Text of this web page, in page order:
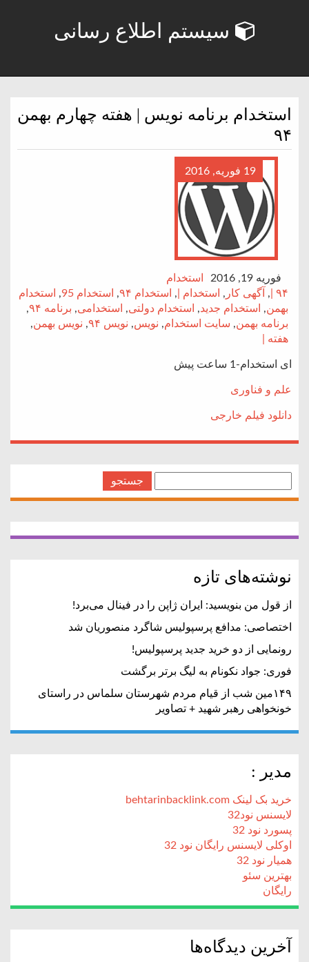
سیستم اطلاع رسانی
استخدام برنامه نویس | هفته چهارم بهمن
۹۴
19 فوریه, 2016
فوریه 19, 2016
استخدام
۹۴ | , آگهی کار , استخدام | , استخدام ۹۴ , استخدام 95 ,
استخدام
بهمن, استخدام جدید, استخدام دولتی, استخدامی, برنامه ۹۴
,
برنامه بهمن, سایت استخدام, نویس, نویس ۹۴ , نویس بهمن,
هفته |
ای استخدام-1 ساعت پیش
علم و فناوری
دانلود فیلم خارجی
نوشته‌های تازه
از قول من بنویسید: ایران ژاپن را در فینال می‌برد!
اختصاصی: مدافع پرسپولیس شاگرد منصوریان شد
رونمایی از دو خرید جدید پرسپولیس!
فوری: جواد نکونام به لیگ برتر برگشت
۱۴۹مین شب از قیام مردم شهرستان سلماس در راستای
خونخواهی رهبر شهید + تصاویر
مدیر :
خرید بک لینک behtarinbacklink.com
لایسنس نود32
پسورد نود 32
اوکلی لایسنس رایگان نود 32
همیار نود 32
بهترین سئو
رایگان
آخرین دیدگاه‌ها